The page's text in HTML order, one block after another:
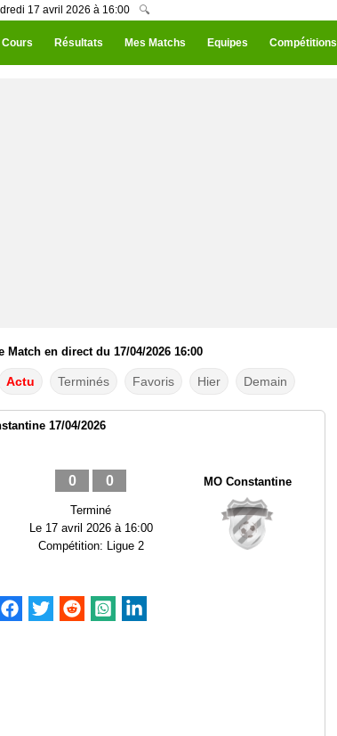
17 avril 2026 à 16:00 🔍
Cours Résultats Mes Matchs Equipes Compétitions
Match en direct du 17/04/2026 16:00
Actu Terminés Favoris Hier Demain
17/04/2026
0 0
Terminé
Le 17 avril 2026 à 16:00
Compétition: Ligue 2
MO Constantine